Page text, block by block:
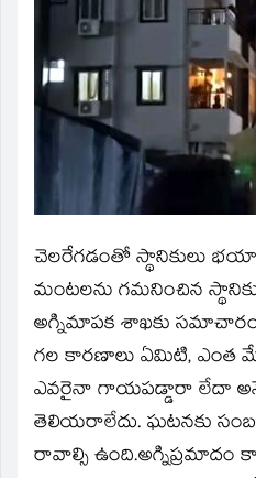
చెలరేగడంతో స్థానికులు
మంటలను గమనించిన
అగ్నిమాపక శాఖకు
గల కారణాలు ఏమిటి, ఎంత
ఎవరైనా గాయపడ్డారా లేదా
తెలియరాలేదు. ఘటనకు
రావాల్సి ఉంది.అగ్నిప్రమాదం